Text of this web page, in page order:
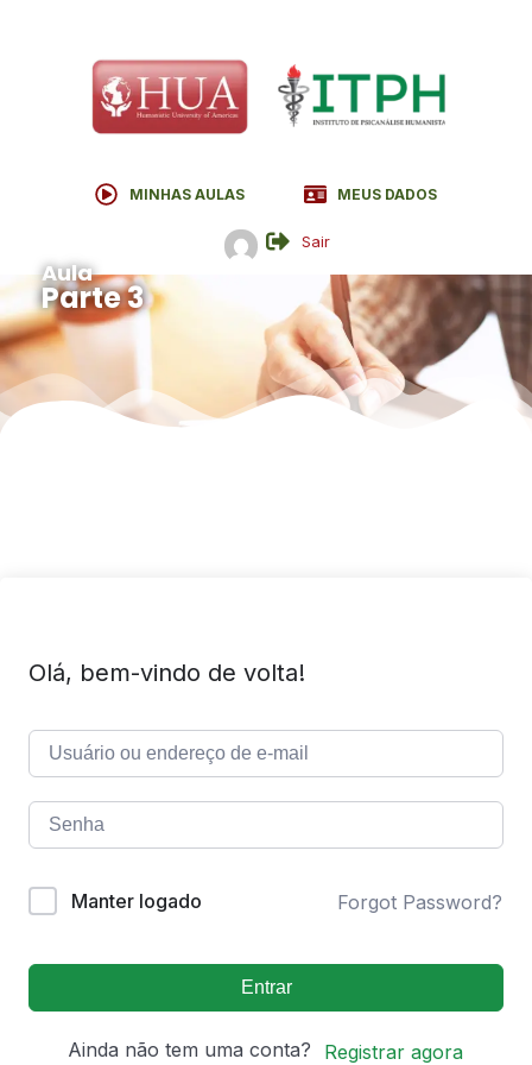
MINHAS AULAS MEUS DADOS
Sair
Aula
Parte 3
Olá, bem-vindo de volta!
Manter logado Forgot Password?
Entrar
Ainda não tem uma conta? Registrar agora